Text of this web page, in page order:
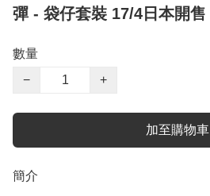
彈 - 袋仔套裝 17/4日本開售
數量
−
+
加至購物車
簡介